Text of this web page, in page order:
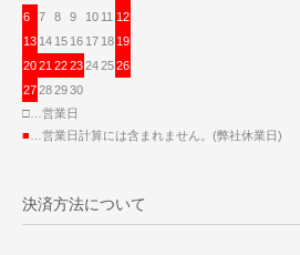
6
7 8 9 10 11 12
13 14 15 16 17 18 19
2021 2223242526
27282930
□…営業日
■ …営業日計算には含まれません。(弊社休業日)
決済方法について